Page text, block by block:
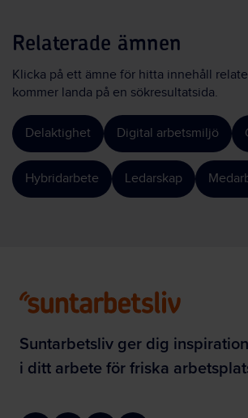
Relaterade ämnen
Klicka på ett ämne för hitta innehåll
kommer landa på en sökresultatsida.
Delaktighet Digital arbetsmiljö
Hybridarbete Ledarskap
Suntarbetsliv ger dig
i ditt arbete för friska